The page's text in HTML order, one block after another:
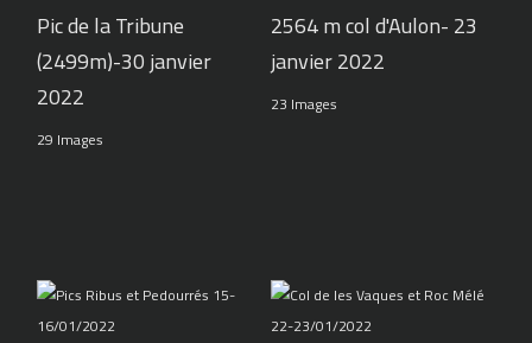
Pic de la Tribune
(2499m)-30 janvier
2022
29 Images
2564 m col d'Aulon- 23
janvier 2022
23 Images